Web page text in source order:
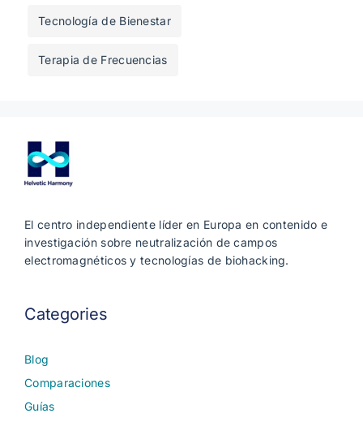
Tecnología de Bienestar
Terapia de Frecuencias
El centro independiente líder en Europa en contenido e
investigación sobre neutralización de campos
electromagnéticos y tecnologías de biohacking.
Categories
Blog
Comparaciones
Guías